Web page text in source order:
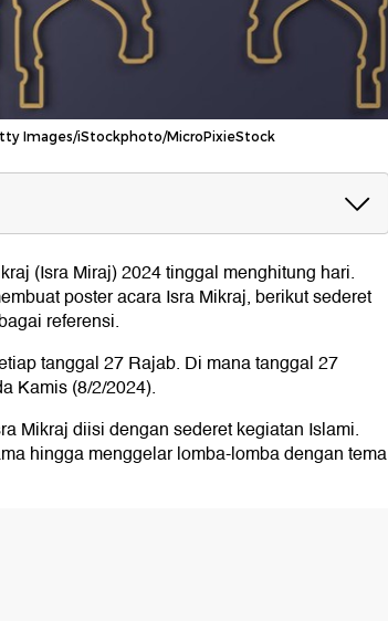
Images/iStockphoto/MicroPixieStock
untuk Poster Acara Isra Miraj:
Mikraj
(Isra Miraj) 2024 tinggal menghitung hari.
poster acara Isra Mikraj, berikut sederet
referensi.
tanggal 27 Rajab. Di mana tanggal 27
Kamis (8/2/2024).
Mikraj diisi dengan sederet kegiatan Islami.
hingga menggelar lomba-lomba dengan tema